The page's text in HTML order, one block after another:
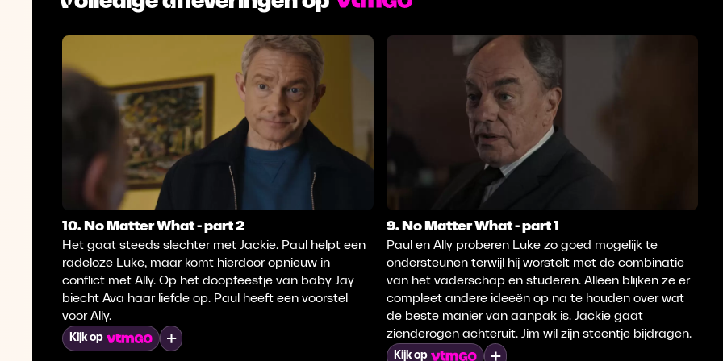
10. No Matter What - part 2
Het gaat steeds slechter met Jackie. Paul helpt een
radeloze Luke, maar komt hierdoor opnieuw in
conflict met Ally. Op het doopfeestje van baby Jay
biecht Ava haar liefde op. Paul heeft een voorstel
voor Ally.
Kijk op
9. No Matter What - part 1
Paul en Ally proberen Luke zo goed mogelijk te
ondersteunen terwijl hij worstelt met de combinatie
van het vaderschap en studeren. Alleen blijken ze er
compleet andere ideeën op na te houden over wat
de beste manier van aanpak is. Jackie gaat
zienderogen achteruit. Jim wil zijn steentje bijdragen.
Kijk op